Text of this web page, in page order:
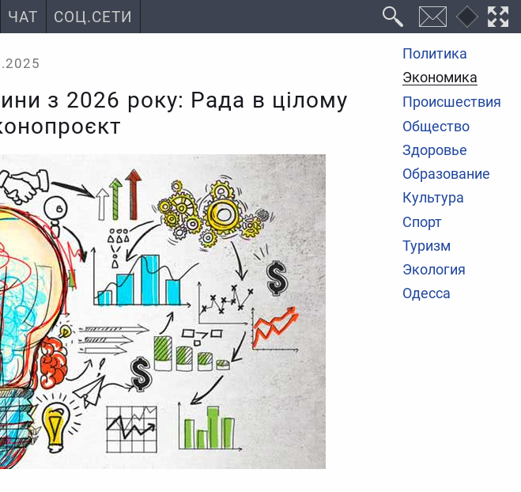
ЧАТ СОЦ.СЕТИ
Политика
Экономика
Происшествия
Общество
Здоровье
Образование
Культура
Спорт
Туризм
Экология
Одесса
з 2026 року: Рада в цілому